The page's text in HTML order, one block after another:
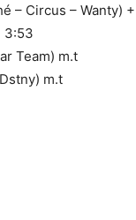
– Circus – Wanty)
3:53
Team) m.t
m.t